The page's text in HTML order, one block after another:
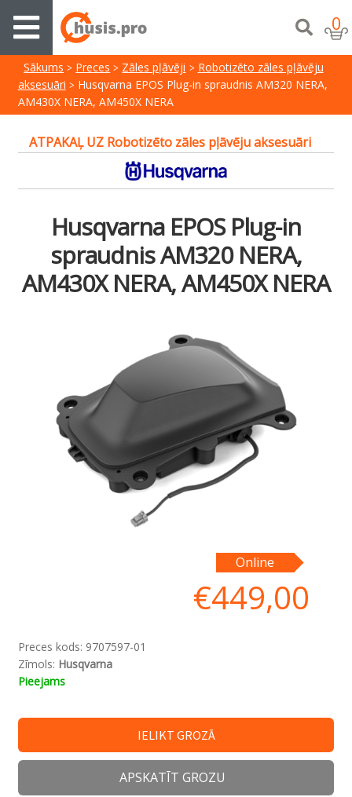
0
Sākums Preces Zāles pļāvēji
Robotizēto zāles pļāvēju
aksesuāri
Husqvarna EPOS Plug-in spraudnis AM320 NERA,
AM430X NERA, AM450X NERA
ATPAKAĻ UZ Robotizēto zāles pļāvēju aksesuāri
Husqvarna EPOS Plug-in
spraudnis AM320 NERA,
AM430X NERA, AM450X NERA
Online
€449,00
Preces kods: 9707597-01
Zīmols: Husqvarna
Pieejams
IELIKT GROZĀ
APSKATĪT GROZU